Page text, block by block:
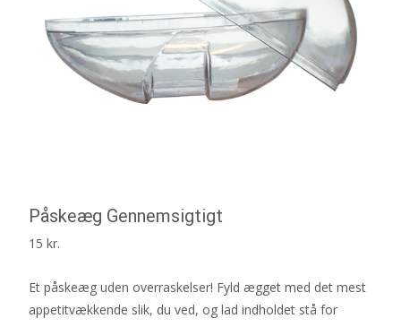
Påskeæg Gennemsigtigt
15 kr.
Et påskeæg uden overraskelser! Fyld ægget med det mest
appetitvækkende slik, du ved, og lad indholdet stå for